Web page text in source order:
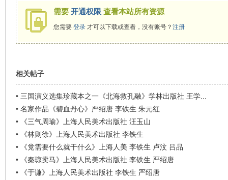
需要 开通权限 查看本站所有资源
您需要 登录才可以下载或查看，没有账号？ 注册
相关帖子
• 三国演义选集珍藏本之一《北海救孔融》学林出版社 王学...
• 名家作品《碧血丹心》严绍唐 李铁生 朱元红
•
《三气周瑜》上海人民美术出版社 汪玉山
•
《林则徐》上海人民美术出版社 李铁生
•
《党需要什么就干什么》上海人美 李铁生 卢汶 吕品
•
《秦琼卖马》上海人民美术出版社 李铁生 严绍唐
•
《于谦》上海人民美术出版社 李铁生 严绍唐